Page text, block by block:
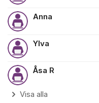
Anna
Ylva
Åsa R
Visa alla